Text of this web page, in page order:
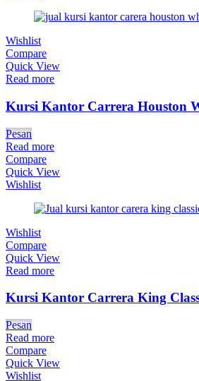
Wishlist
Compare
Quick View
Read more
Kursi Kantor Carrera Houston
Pesan
Read more
Compare
Quick View
Wishlist
Wishlist
Compare
Quick View
Read more
Kursi Kantor Carrera King
Pesan
Read more
Compare
Quick View
Wishlist